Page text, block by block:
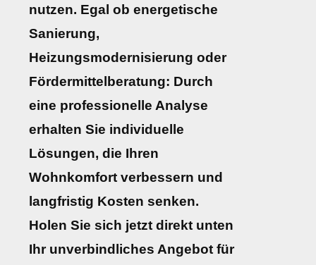
nutzen. Egal ob energetische
Sanierung,
Heizungsmodernisierung oder
Fördermittelberatung: Durch
eine professionelle Analyse
erhalten Sie individuelle
Lösungen, die Ihren
Wohnkomfort verbessern und
langfristig Kosten senken.
Holen Sie sich jetzt direkt unten
Ihr unverbindliches Angebot für